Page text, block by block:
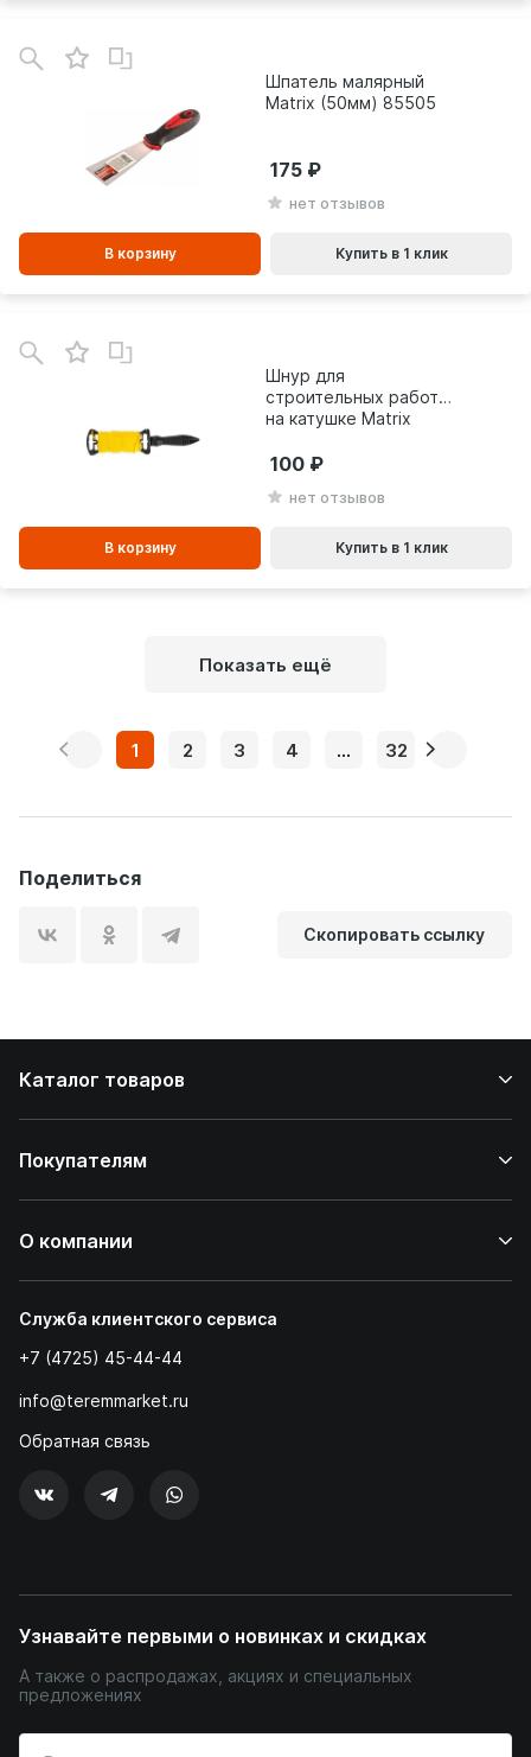
Шпатель малярный
Matrix (50мм) 85505
нет отзывов
175
В корзину Купить в 1 клик
Шнур для
строительных работ
на катушке Matrix
нет отзывов
100
В корзину Купить в 1 клик
Показать ещё
1 2 3 4 ... 32
Поделиться
Скопировать ссылку
Каталог товаров
Покупателям
О компании
Служба клиентского сервиса
+7 (4725) 45-44-44
info@teremmarket.ru
Обратная связь
Узнавайте первыми о новинках и скидках
А также о распродажах, акциях и специальных
предложениях